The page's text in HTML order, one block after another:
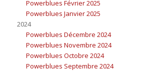
Powerblues Février 2025
Powerblues Janvier 2025
2024
Powerblues Décembre 2024
Powerblues Novembre 2024
Powerblues Octobre 2024
Powerblues Septembre 2024